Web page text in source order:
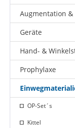
Augmentation &
Geräte
Hand- &
Prophylaxe
OP-Set´s
Kittel